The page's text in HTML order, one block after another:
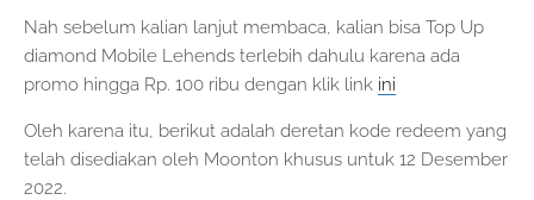
Nah sebelum kalian lanjut membaca, kalian bisa Top Up
diamond Mobile Lehends terlebih dahulu karena ada
promo hingga Rp. 100 ribu dengan klik link ini
Oleh karena itu, berikut adalah deretan kode redeem yang
telah disediakan oleh Moonton khusus untuk 12 Desember
2022.